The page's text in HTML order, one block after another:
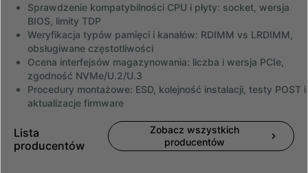
Sprawdzenie kompatybilności CPU i płyty: socket, wersja
BIOS, limity TDP
Weryfikacja typów pamięci i kanałów: RDIMM vs LRDIMM,
obsługiwane częstotliwości
Ocena interfejsów magazynowania: liczba i wersja PCIe,
zgodność NVMe/U.2/U.3
Procedury montażowe: ESD, kolejność instalacji, testy POST i
aktualizacje firmware
Lista
producentów
Zobacz wszystkich
producentów